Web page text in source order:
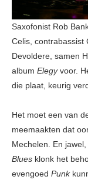
Saxofonist Rob
Celis, contrabassist
Devoldere, samen
album Elegyvoor.
die plaat, keurig
Het moet een van
meemaakten dat
Mechelen. En
Blues klonk het
evengoed Punk